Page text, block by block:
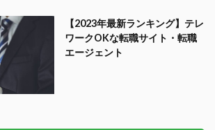
【2023年最新ランキング】テレ
ワークOKな転職サイト・転職
エージェント